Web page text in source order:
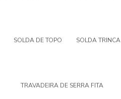
SOLDA DE TOPO SOLDA TRINCA
TRAVADEIRA DE SERRA FITA